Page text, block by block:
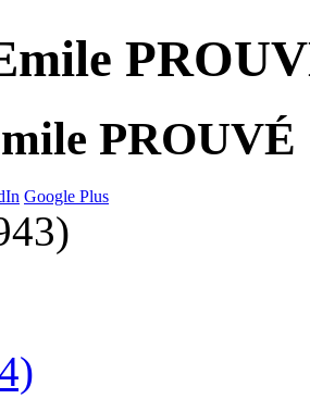
PROUVÉ
Google Plus